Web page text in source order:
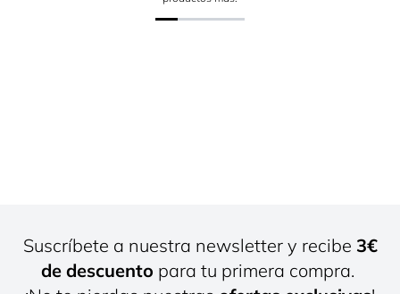
Suscríbete a nuestra newsletter y recibe 3€
de descuento para tu primera compra.